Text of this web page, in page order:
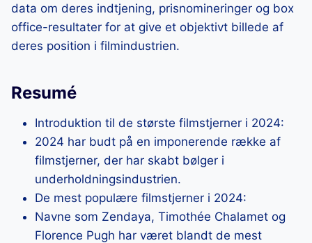
data om deres indtjening, prisnomineringer og box
office-resultater for at give et objektivt billede af
deres position i filmindustrien.
Resumé
Introduktion til de største filmstjerner i 2024:
2024 har budt på en imponerende række af
filmstjerner, der har skabt bølger i
underholdningsindustrien.
De mest populære filmstjerner i 2024:
Navne som Zendaya, Timothée Chalamet og
Florence Pugh har været blandt de mest